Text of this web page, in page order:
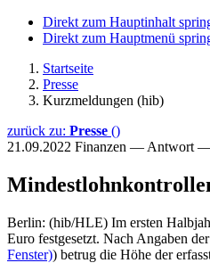
Direkt zum Hauptinhalt
Direkt zum Hauptmenü
Startseite
Presse
Kurzmeldungen (hib)
zurück zu: Presse ()
21.09.2022 Finanzen — Antwort —
Berlin: (hib/HLE) Im ersten
Euro festgesetzt. Nach Angaben
Fenster)) betrug die Höhe der